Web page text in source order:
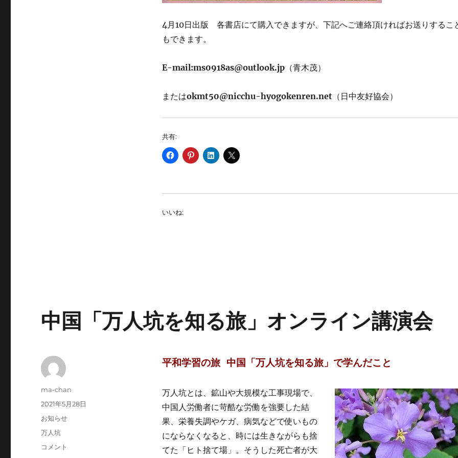
4月10日出版 各書店にて購入できますが、下記へご連絡頂ければお送りするこ
もできます。
E-mail:ms0918as@outlook.jp（青木茂）
またはokmt50@nicchu-hyogokenren.net（日中友好協会）
共有:
いいね:
中国「万人坑を知る旅」オンライン講演会
平和学習の旅 中国「万人坑を知る旅」で学んだこと
万人坑とは、鉱山や大規模な工事現場で、
中国人労働者に苛酷な労働を強要した結
果、栄養失調やケガ、病気などで使いもの
にならなくなると、時には生きながらも捨
てた「ヒト捨て場」。そうした死亡者が大
投
ma-chan
投
稿
2021年5月28日
カ
テ
リ
お知らせ
タ
万人坑
中
コメント